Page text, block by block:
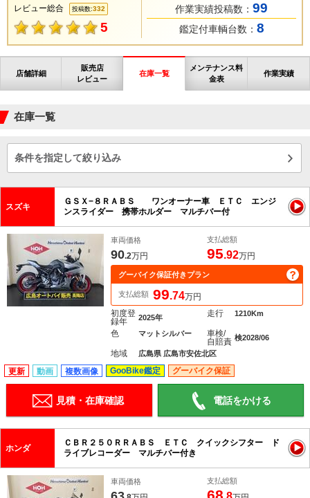
レビュー総合 投稿数:332
5
作業実績投稿数： 99
鑑定付車輌台数： 8
店舗詳細
販売店
レビュー
在庫一覧
メンテナンス料
金表
作業実績
在庫一覧
条件を指定して絞り込み
スズキ
ＧＳＸ−８ＲＡＢＳ ワンオーナー車 ＥＴＣ エンジ
ンスライダー 携帯ホルダー マルチバー付
車両価格
90.2万円
支払総額
95.92万円
グーバイク保証付きプラン
支払総額 99.74万円
初度登
録年
2025年 走行 1210Km
色 マットシルバー
車検/
自賠責 検2028/06
地域 広島県 広島市安佐北区
更新 動画 複数画像 GooBike鑑定 グーバイク保証
見積・在庫確認 電話をかける
ホンダ
ＣＢＲ２５０ＲＲＡＢＳ ＥＴＣ クイックシフター ド
ライブレコーダー マルチバー付き
車両価格 支払総額